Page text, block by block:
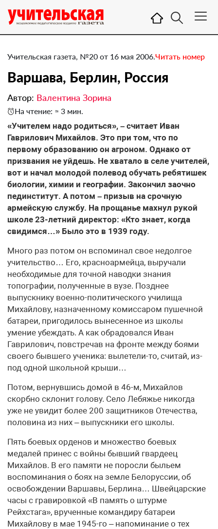
Учительская газета, №20 от 16 мая 2006.Читать номер
Варшава, Берлин, Россия
Автор: Валентина Зорина
На чтение: ≈ 3 мин.
«Учителем надо родиться», – считает Иван
Гаврилович Михайлов. Это при том, что по
первому образованию он агроном. Однако от
призвания не уйдешь. Не хватало в селе учителей,
вот и начал молодой полевод обучать ребятишек
биологии, химии и географии. Закончил заочно
пединститут. А потом – призыв на срочную
армейскую службу. На прощанье махнул рукой
школе 23-летний директор: «Кто знает, когда
свидимся…» Было это в 1939 году.
Много раз потом он вспоминал свое недолгое
учительство… Его, красноармейца, выручали
необходимые для точной наводки знания
топографии, полученные в вузе. Позднее
выпускнику военно-политического училища
Михайлову, назначенному комиссаром пушечной
батареи, пригодилось вынесенное из школы
умение убеждать. А как обрадовался Иван
Гаврилович, повстречав на фронте между боями
своего бывшего ученика: вылетели-то, считай, из-
под одной школьной крыши…
Потом, вернувшись домой в 46-м, Михайлов
скорбно склонит голову. Село Лебяжье никогда
уже не увидит более 200 защитников Отечества,
половина из них – выпускники его школы.
Пять боевых орденов и множество боевых
медалей принес с войны бывший гвардеец
Михайлов. В его памяти не поросли быльем
воспоминания о боях на земле Белоруссии, об
освобождении Варшавы, Берлина… Швейцарские
часы с гравировкой «В память о штурме
Рейхстага», врученные командиру батареи
Михайлову в мае 1945-го – напоминание о тех